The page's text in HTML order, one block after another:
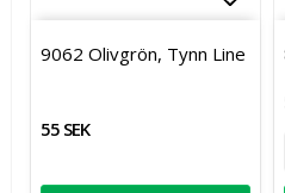
9062 Olivgrön, Tynn Line
55 SEK